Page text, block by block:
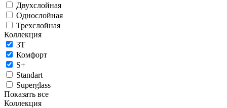
Двухслойная
Однослойная
Трехслойная
Коллекция
3T
Комфорт
S+
Standart
Superglass
Показать все
Коллекция